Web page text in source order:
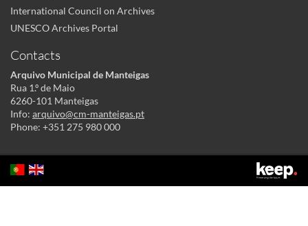
International Council on Archives
UNESCO Archives Portal
Contacts
Arquivo Municipal de Manteigas
Rua 1.º de Maio
6260-101 Manteigas
Info: arquivo@cm-manteigas.pt
Phone: +351 275 980 000